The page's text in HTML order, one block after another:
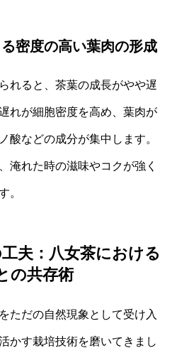
密度の高い葉肉の形成
れると、茶葉の成長がやや遅
れが細胞密度を高め、葉肉が
酸などの成分が集中します。
淹れた時の滋味やコクが強く
。
夫：八女茶における
の共存術
ただの自然現象として受け入
かす栽培技術を磨いてきまし